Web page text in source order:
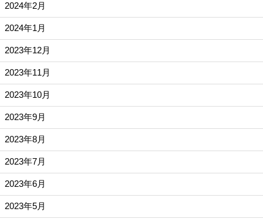
2024年2月
2024年1月
2023年12月
2023年11月
2023年10月
2023年9月
2023年8月
2023年7月
2023年6月
2023年5月